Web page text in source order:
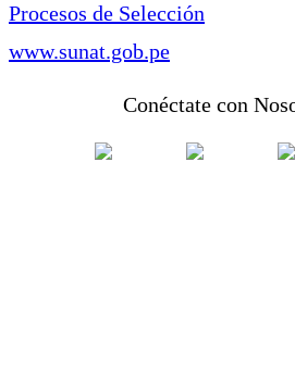
Procesos de Selección
www.sunat.gob.pe
Conéctate con